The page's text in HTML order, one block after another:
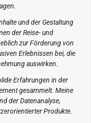
und der Gestaltung
der Reise- und
zur Förderung von
Erlebnissen bei, die
auswirken.
Erfahrungen in der
gesammelt. Meine
der Datenanalyse,
Produkte.